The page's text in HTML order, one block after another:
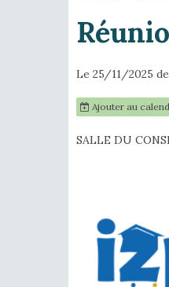
Le 25/11/2025
Ajouter au
SALLE DU